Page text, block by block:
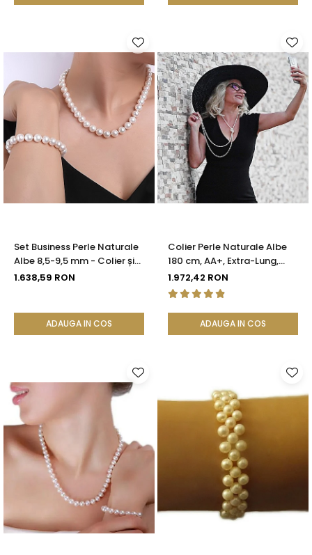
Set Business Perle Naturale
Albe 8,5-9,5 mm - Colier și
Brățară, Argint 925 |
1.638,59 RON
ADAUGA IN COS
Colier Perle Naturale Albe
180 cm, AA+, Extra-Lung,
Argint 925 | KASKADDA®
1.972,42 RON
ADAUGA IN COS